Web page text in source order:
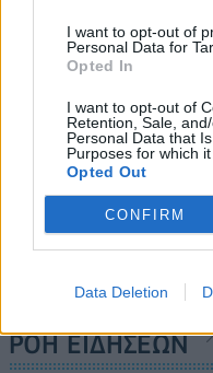
I want to opt-out of
Personal Data for
Opted In
I want to opt-out of
Retention, Sale,
Personal Data that
Purposes for which it
Opted Out
CONFIRM
Data Deletion
ΡΟΗ ΕΙΔΗΣΕΩΝ